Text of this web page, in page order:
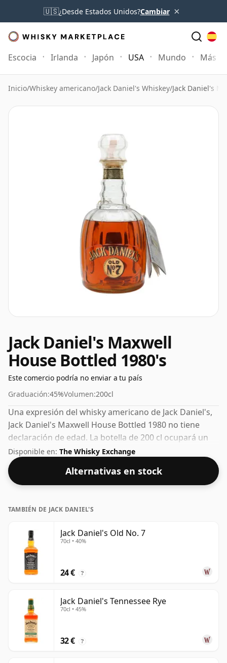
🇺🇸¿Desde Estados Unidos?Cambiar ×
Escocia Irlanda Japón USA Mundo Más
Inicio/Whiskey americano/Jack Daniel's Whiskey/Jack Daniel's
Jack Daniel's Maxwell
House Bottled 1980's
Este comercio podría no enviar a tu país
Graduación:45%Volumen:200cl
Una expresión del whisky americano de Jack Daniel's,
Jack Daniel's Maxwell House Bottled 1980 no tiene
declaración de edad. La botella de 200 cl ocupará un
lugar destacado en tu alacena.
Disponible en: The Whisky Exchange
Alternativas en stock
TAMBIÉN DE JACK DANIEL'S
Jack Daniel's Old No. 7
70cl • 40%
24 € ?
Jack Daniel's Tennessee Rye
70cl • 45%
32 € ?